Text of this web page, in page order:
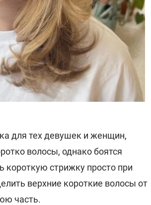
для тех девушек и женщин,
волосы, однако боятся
короткую стрижку просто при
верхние короткие волосы от
часть.